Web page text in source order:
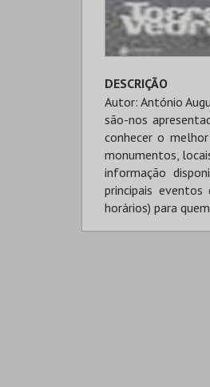
DESCRIÇÃO
Autor: António
são-nos
conhecer o
monumentos,
informação
principais
horários) para